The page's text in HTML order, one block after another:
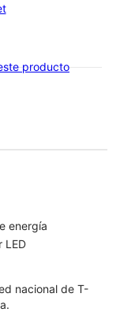
producto
energía
LED
nacional de T-